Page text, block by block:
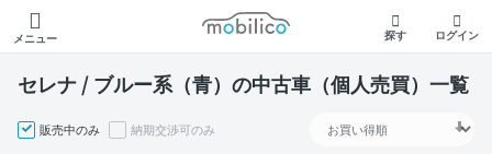
メニュー
モビリコ
探す ログイン
セレナ / ブルー系（青）の中古車（個人売買）一覧
販売中のみ 納期交渉可のみ